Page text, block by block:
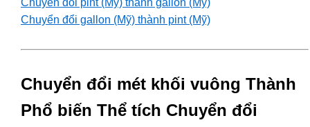
Chuyển đổi pint (Mỹ) thành gallon (Mỹ)
Chuyển đổi gallon (Mỹ) thành pint (Mỹ)
Chuyển đổi mét khối vuông Thành
Phổ biến Thể tích Chuyển đổi